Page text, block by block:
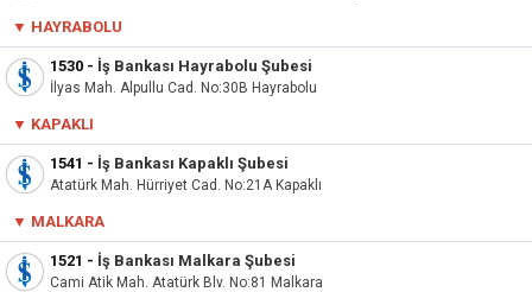
▼ HAYRABOLU
1530 - İş Bankası Hayrabolu Şubesi
İlyas Mah. Alpullu Cad. No:30B Hayrabolu
▼ KAPAKLI
1541 - İş Bankası Kapaklı Şubesi
Atatürk Mah. Hürriyet Cad. No:21A Kapaklı
▼ MALKARA
1521 - İş Bankası Malkara Şubesi
Cami Atik Mah. Atatürk Blv. No:81 Malkara